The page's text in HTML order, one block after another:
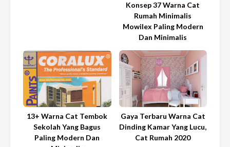
Konsep 37 Warna Cat
Rumah Minimalis
Mowilex Paling Modern
Dan Minimalis
13+ Warna Cat Tembok
Sekolah Yang Bagus
Paling Modern Dan
Gaya Terbaru Warna Cat
Dinding Kamar Yang Lucu,
Cat Rumah 2020